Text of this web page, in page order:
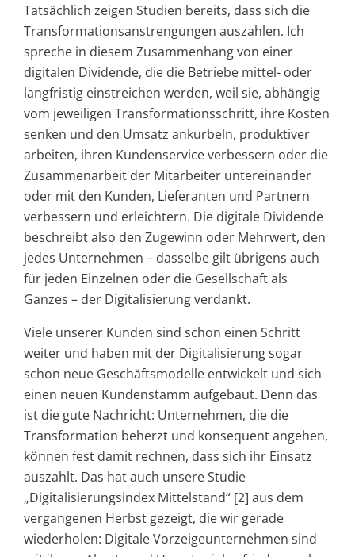
Tatsächlich zeigen Studien bereits, dass sich die
Transformationsanstrengungen auszahlen. Ich
spreche in diesem Zusammenhang von einer
digitalen Dividende, die die Betriebe mittel- oder
langfristig einstreichen werden, weil sie, abhängig
vom jeweiligen Transformationsschritt, ihre Kosten
senken und den Umsatz ankurbeln, produktiver
arbeiten, ihren Kundenservice verbessern oder die
Zusammenarbeit der Mitarbeiter untereinander
oder mit den Kunden, Lieferanten und Partnern
verbessern und erleichtern. Die digitale Dividende
beschreibt also den Zugewinn oder Mehrwert, den
jedes Unternehmen – dasselbe gilt übrigens auch
für jeden Einzelnen oder die Gesellschaft als
Ganzes – der Digitalisierung verdankt.
Viele unserer Kunden sind schon einen Schritt
weiter und haben mit der Digitalisierung sogar
schon neue Geschäftsmodelle entwickelt und sich
einen neuen Kundenstamm aufgebaut. Denn das
ist die gute Nachricht: Unternehmen, die die
Transformation beherzt und konsequent angehen,
können fest damit rechnen, dass sich ihr Einsatz
auszahlt. Das hat auch unsere Studie
„Digitalisierungsindex Mittelstand“ [2] aus dem
vergangenen Herbst gezeigt, die wir gerade
wiederholen: Digitale Vorzeigeunternehmen sind